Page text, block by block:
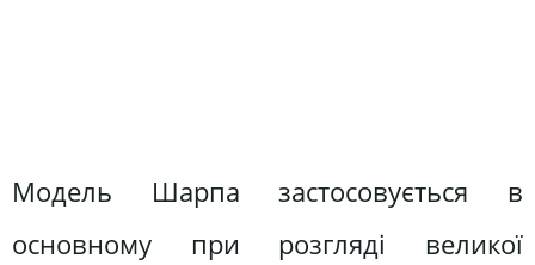
Модель Шарпа застосовується в
основному при розгляді великої